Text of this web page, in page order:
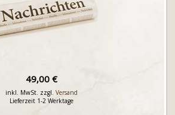
49,00 €
inkl. MwSt. zzgl. Versand
Lieferzeit 1-2 Werktage